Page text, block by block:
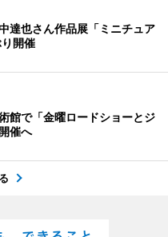
達也さん作品展「ミニチュア
開催
館で「金曜ロードショーとジ
催へ